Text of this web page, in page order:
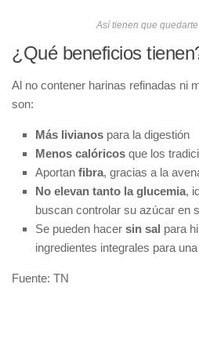
Así tienen que
¿Qué beneficios
Al no contener harinas refinadas ni
son:
Más livianos para la digestión
Menos calóricos que los
Aportan fibra, gracias a la
No elevan tanto la glucemia,
buscan controlar su azúcar en
Se pueden hacer sin sal para
ingredientes integrales para
Fuente: TN